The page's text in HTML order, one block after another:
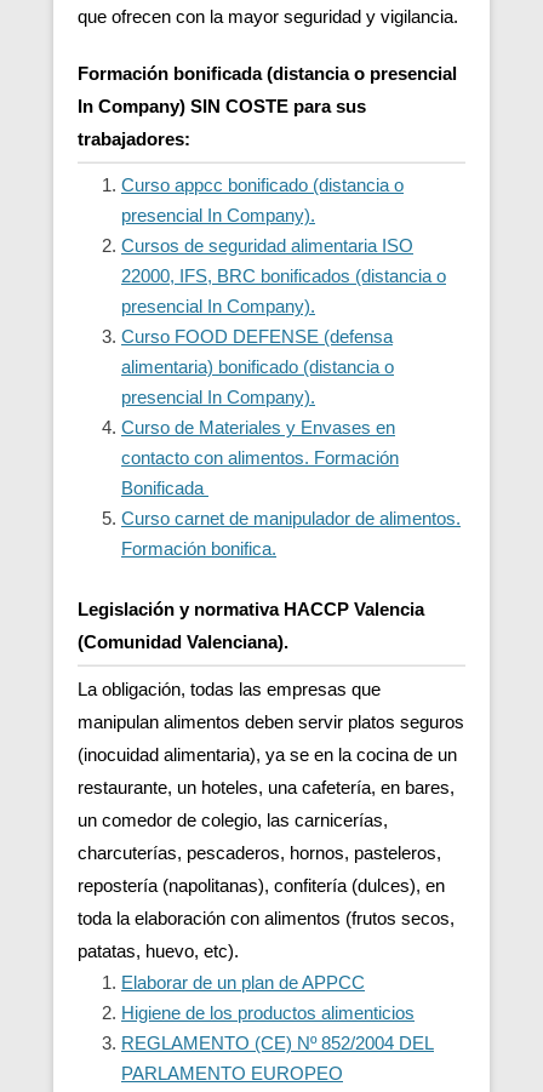
que ofrecen con la mayor seguridad y vigilancia.
Formación bonificada (distancia o presencial
In Company) SIN COSTE para sus
trabajadores:
Curso appcc bonificado (distancia o
presencial In Company).
Cursos de seguridad alimentaria ISO
22000, IFS, BRC bonificados (distancia o
presencial In Company).
Curso FOOD DEFENSE (defensa
alimentaria) bonificado (distancia o
presencial In Company).
Curso de Materiales y Envases en
contacto con alimentos. Formación
Bonificada
Curso carnet de manipulador de alimentos.
Formación bonifica.
Legislación y normativa HACCP Valencia
(Comunidad Valenciana).
La obligación, todas las empresas que
manipulan alimentos deben servir platos seguros
(inocuidad alimentaria), ya se en la cocina de un
restaurante, un hoteles, una cafetería, en bares,
un comedor de colegio, las carnicerías,
charcuterías, pescaderos, hornos, pasteleros,
repostería (napolitanas), confitería (dulces), en
toda la elaboración con alimentos (frutos secos,
patatas, huevo, etc).
Elaborar de un plan de APPCC
Higiene de los productos alimenticios
REGLAMENTO (CE) Nº 852/2004 DEL
PARLAMENTO EUROPEO